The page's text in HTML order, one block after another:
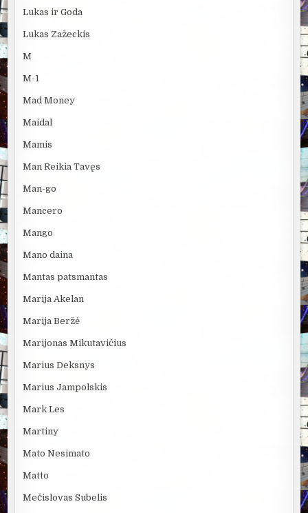
Lukas ir Goda
Lukas Zažeckis
M
M-1
Mad Money
Maidal
Mamis
Man Reikia Tavęs
Man-go
Mancero
Mango
Mano daina
Mantas patsmantas
Marija Akelan
Marija Beržė
Marijonas Mikutavičius
Marius Deksnys
Marius Jampolskis
Mark Les
Martiny
Mato Nesimato
Matto
Mečislovas Subelis